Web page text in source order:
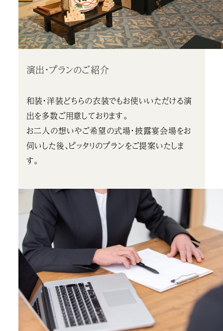
演出・プランのご紹介
和装・洋装どちらの衣装でもお使いいただける演
出を多数ご用意しております。
お二人の想いやご希望の式場・披露宴会場をお
伺いした後、ピッタリのプランをご提案いたしま
す。